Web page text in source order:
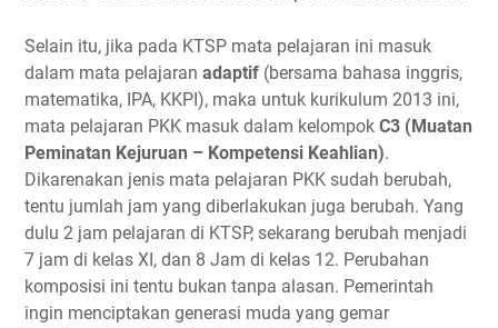
Selain itu, jika pada KTSP mata pelajaran ini masuk
dalam mata pelajaran adaptif (bersama bahasa inggris,
matematika, IPA, KKPI), maka untuk kurikulum 2013 ini,
mata pelajaran PKK masuk dalam kelompok C3 (Muatan
Peminatan Kejuruan – Kompetensi Keahlian).
Dikarenakan jenis mata pelajaran PKK sudah berubah,
tentu jumlah jam yang diberlakukan juga berubah. Yang
dulu 2 jam pelajaran di KTSP, sekarang berubah menjadi
7 jam di kelas XI, dan 8 Jam di kelas 12. Perubahan
komposisi ini tentu bukan tanpa alasan. Pemerintah
ingin menciptakan generasi muda yang gemar